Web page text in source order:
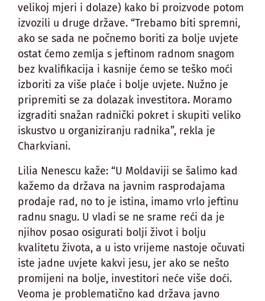
velikoj mjeri i dolaze) kako bi proizvode potom
izvozili u druge države. “Trebamo biti spremni,
ako se sada ne počnemo boriti za bolje uvjete
ostat ćemo zemlja s jeftinom radnom snagom
bez kvalifikacija i kasnije ćemo se teško moći
izboriti za više plaće i bolje uvjete. Nužno je
pripremiti se za dolazak investitora. Moramo
izgraditi snažan radnički pokret i skupiti veliko
iskustvo u organiziranju radnika”, rekla je
Charkviani.
Lilia Nenescu kaže: “U Moldaviji se šalimo kad
kažemo da država na javnim rasprodajama
prodaje rad, no to je istina, imamo vrlo jeftinu
radnu snagu. U vladi se ne srame reći da je
njihov posao osigurati bolji život i bolju
kvalitetu života, a u isto vrijeme nastoje očuvati
iste jadne uvjete kakvi jesu, jer ako se nešto
promijeni na bolje, investitori neće više doći.
Veoma je problematično kad država javno